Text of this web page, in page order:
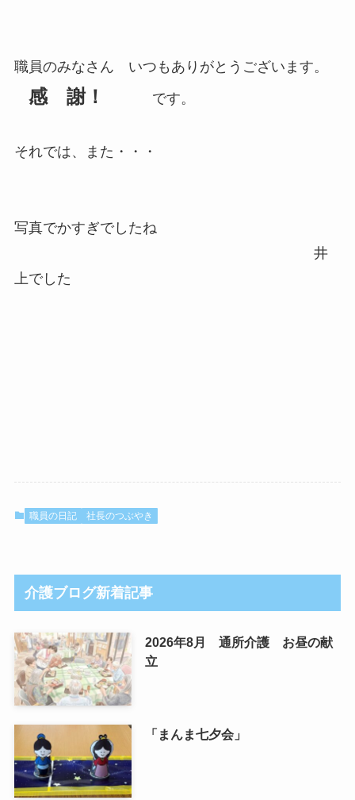
職員のみなさん いつもありがとうございます。
感 謝！ です。
それでは、また・・・
写真でかすぎでしたね
井
上でした
職員の日記 社長のつぶやき
介護ブログ新着記事
2026年8月 通所介護 お昼の献
立
「まんま七夕会」